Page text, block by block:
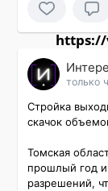
https://
только
Стройка
скачок
Томская
прошлый год
разрешений,